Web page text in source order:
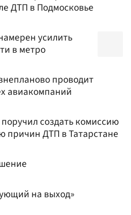
ДТП в Подмосковье
усилить
в метро
проводит
авиакомпаний
создать комиссию
причин ДТП в Татарстане
на выход»